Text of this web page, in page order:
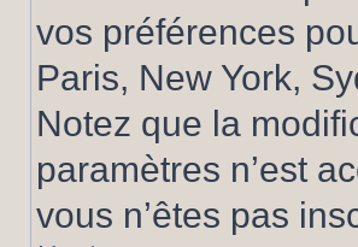
vos préférences
Paris, New York,
Notez que la
paramètres n’est
vous n’êtes pas